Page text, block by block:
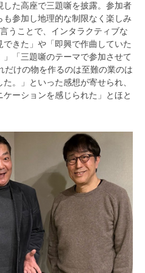
た高座で三題噺を披露。参加者
参加し地理的な制限なく楽しみ
うことで、インタラクティブな
きた」や「即興で作曲していた
「三題噺のテーマで参加させて
だけの物を作るのは至難の業のは
。」といった感想が寄せられ、
ケーションを感じられた」とほと